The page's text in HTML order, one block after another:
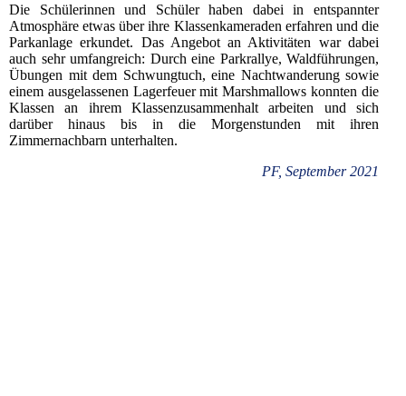
Die Schülerinnen und Schüler haben dabei in entspannter
Atmosphäre etwas über ihre Klassenkameraden erfahren und die
Parkanlage erkundet. Das Angebot an Aktivitäten war dabei
auch sehr umfangreich: Durch eine Parkrallye, Waldführungen,
Übungen mit dem Schwungtuch, eine Nachtwanderung sowie
einem ausgelassenen Lagerfeuer mit Marshmallows konnten die
Klassen an ihrem Klassenzusammenhalt arbeiten und sich
darüber hinaus bis in die Morgenstunden mit ihren
Zimmernachbarn unterhalten.
PF, September 2021